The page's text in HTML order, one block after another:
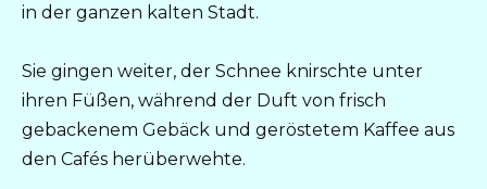
in der ganzen kalten Stadt.
Sie gingen weiter, der Schnee knirschte unter
ihren Füßen, während der Duft von frisch
gebackenem Gebäck und geröstetem Kaffee aus
den Cafés herüberwehte.